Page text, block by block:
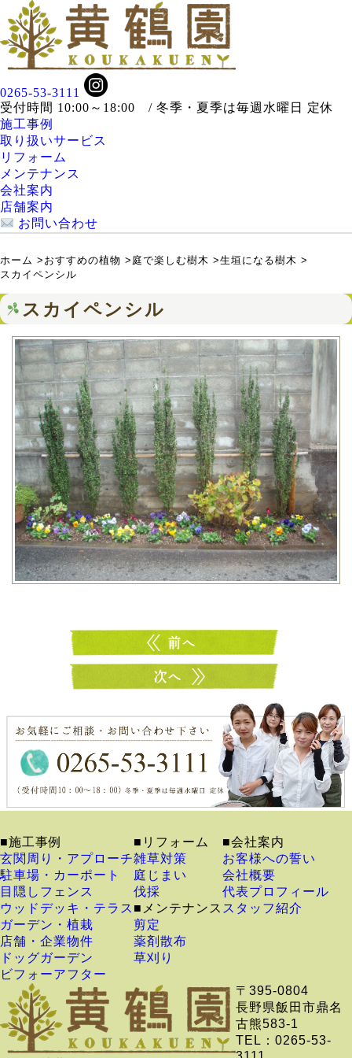
0265-53-3111
受付時間 10:00～18:00 / 冬季・夏季は毎週水曜日 定休
施工事例
取り扱いサービス
リフォーム
メンテナンス
会社案内
店舗案内
お問い合わせ
ホーム > おすすめの植物 > 庭で楽しむ樹木 >生垣になる樹木 >
スカイペンシル
スカイペンシル
■施工事例
玄関周り・アプローチ
駐車場・カーポート
目隠しフェンス
ウッドデッキ・テラス
ガーデン・植栽
店舗・企業物件
ドッグガーデン
ビフォーアフター
■リフォーム
雑草対策
庭じまい
伐採
■メンテナンス
剪定
薬剤散布
草刈り
■会社案内
お客様への誓い
会社概要
代表プロフィール
スタッフ紹介
〒395-0804
長野県飯田市鼎名
古熊583-1
TEL：0265-53-